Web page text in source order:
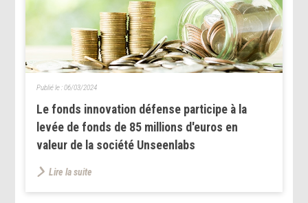
Le fonds innovation défense participe à la
levée de fonds de 85 millions d'euros en
valeur de la société Unseenlabs
Publié le :06/03/2024
Lire la suite